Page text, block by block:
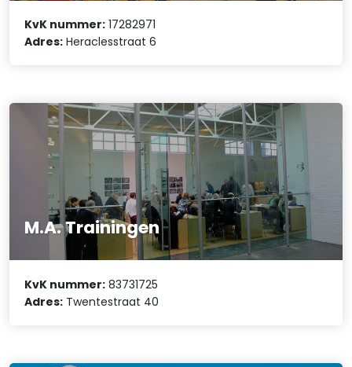
KvK nummer: 17282971
Adres: Heraclesstraat 6
M.A. Trainingen
KvK nummer: 83731725
Adres: Twentestraat 40